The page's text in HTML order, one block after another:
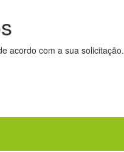
acordo com a sua solicitação.